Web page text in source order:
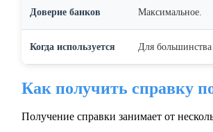
Доверие банков Максимальное.
Когда используется Для
Как получить справку
Получение справки занимает от